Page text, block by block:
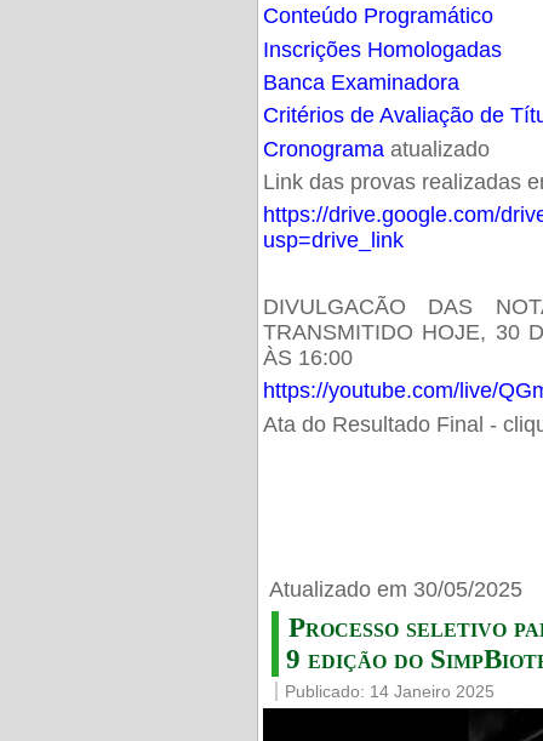
Conteúdo Programático
Inscrições Homologadas
Banca Examinadora
Critérios de Avaliação de
Cronogramaatualizado
Link das provas realizadas
https://drive.google.com/
usp=drive_link
DIVULGACÃO DAS
TRANSMITIDO HOJE, 30
ÀS 16:00
https://youtube.com/live/
Ata do Resultado Final -
Atualizado em 30/05/2025
Processo seletivo
9 edição do
Publicado: 14 Janeiro 2025